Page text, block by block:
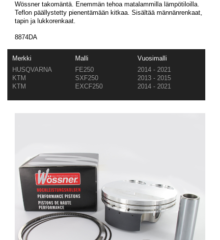
Wössner takomäntä. Enemmän tehoa matalammilla lämpötiloilla.
Teflon päällystetty pienentämään kitkaa. Sisältää männänrenkaat,
tapin ja lukkorenkaat.
8874DA
Merkki Malli
Vuosimalli
HUSQVARNA
FE250
2014 - 2021
KTM
SXF250
2013 - 2015
KTM
EXCF250 2014 - 2021